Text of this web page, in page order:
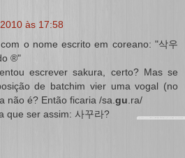
às 17:58
o nome escrito em coreano: "삭우
®"
escrever sakura, certo? Mas se
de batchim vier uma vogal (no
não é? Então ficaria /sa.gu.ra/
que ser assim: 사꾸라?